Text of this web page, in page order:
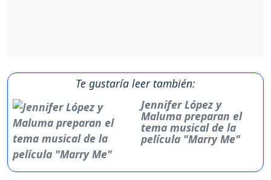
Te gustaría leer también:
Jennifer López y
Maluma preparan el
tema musical de la
película "Marry Me"